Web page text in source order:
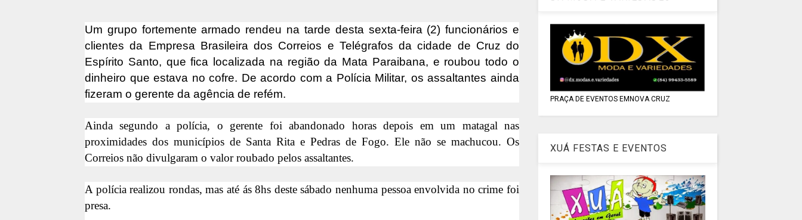
Um grupo fortemente armado rendeu na tarde desta sexta-feira (2) funcionários e
clientes da Empresa Brasileira dos Correios e Telégrafos da cidade de Cruz do
Espírito Santo, que fica localizada na região da Mata Paraibana, e roubou todo o
dinheiro que estava no cofre. De acordo com a Polícia Militar, os assaltantes ainda
fizeram o gerente da agência de refém.
Ainda segundo a polícia, o gerente foi abandonado horas depois em um matagal nas
proximidades dos municípios de Santa Rita e Pedras de Fogo. Ele não se machucou. Os
Correios não divulgaram o valor roubado pelos assaltantes.
A polícia realizou rondas, mas até ás 8hs deste sábado nenhuma pessoa envolvida no crime foi
presa.
PRAÇA DE EVENTOS EMNOVA CRUZ
XUÁ FESTAS E EVENTOS